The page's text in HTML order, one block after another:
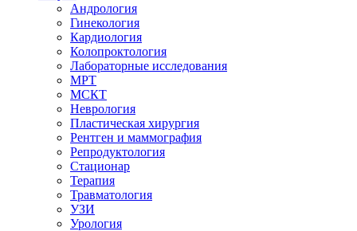
Андрология
Гинекология
Кардиология
Колопроктология
Лабораторные исследования
МРТ
МСКТ
Неврология
Пластическая хирургия
Рентген и маммография
Репродуктология
Стационар
Терапия
Травматология
УЗИ
Урология